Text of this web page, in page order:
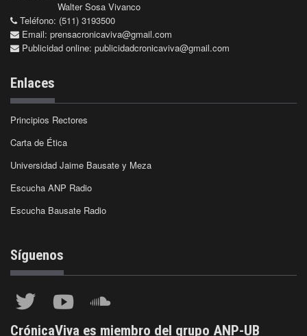
Walter Sosa Vivanco
Teléfono: (511) 3193500
Email: prensacronicaviva@gmail.com
Publicidad online: publicidadcronicaviva@gmail.com
Enlaces
Principios Rectores
Carta de Ética
Universidad Jaime Bausate y Meza
Escucha ANP Radio
Escucha Bausate Radio
Síguenos
CrónicaViva es miembro del grupo ANP-UB